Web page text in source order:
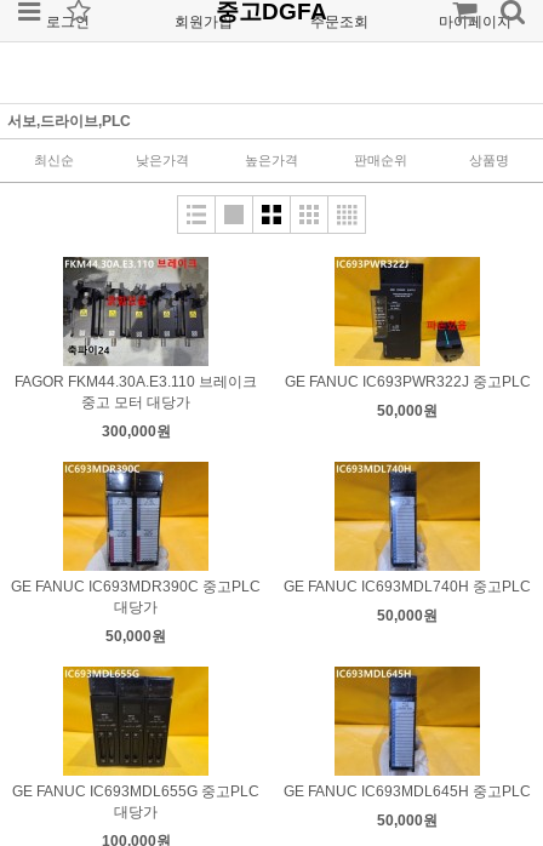
로그인 회원가입 주문조회 마이페이지
중고DGFA
서보,드라이브,PLC
최신순 낮은가격 높은가격 판매순위 상품명
FAGOR FKM44.30A.E3.110 브레이크
중고 모터 대당가
300,000원
GE FANUC IC693PWR322J 중고PLC
50,000원
GE FANUC IC693MDR390C 중고PLC
대당가
50,000원
GE FANUC IC693MDL740H 중고PLC
50,000원
GE FANUC IC693MDL655G 중고PLC
대당가
100,000원
GE FANUC IC693MDL645H 중고PLC
50,000원